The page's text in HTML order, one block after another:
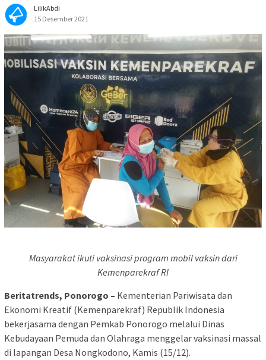
LilikAbdi
15 Desember 2021
Masyarakat ikuti vaksinasi program mobil vaksin dari
Kemenparekraf RI
Beritatrends, Ponorogo – Kementerian Pariwisata dan
Ekonomi Kreatif (Kemenparekraf) Republik Indonesia
bekerjasama dengan Pemkab Ponorogo melalui Dinas
Kebudayaan Pemuda dan Olahraga menggelar vaksinasi massal
di lapangan Desa Nongkodono, Kamis (15/12).